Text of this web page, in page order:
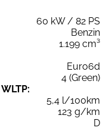
60 kW / 82 PS
Benzin
1.199 cm³
Euro6d
4 (Green)
5,4 l/100km
123 g/km
D